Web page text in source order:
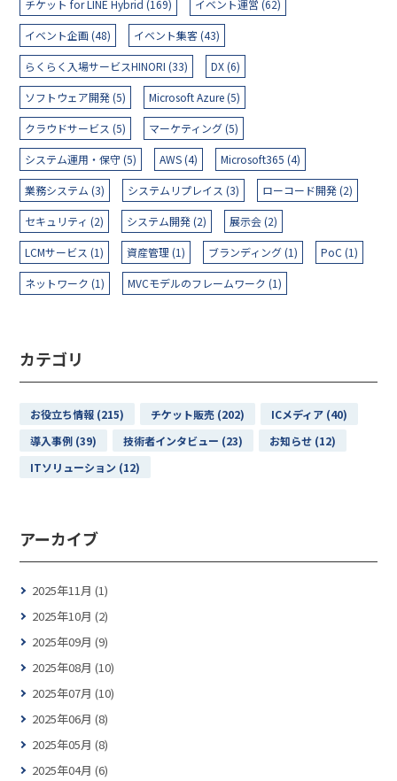
チケット for LINE Hybrid (169) イベント運営 (62)
イベント企画 (48) イベント集客 (43)
らくらく入場サービスHINORI (33) DX (6)
ソフトウェア開発 (5) Microsoft Azure (5)
クラウドサービス (5) マーケティング (5)
システム運用・保守 (5) AWS (4) Microsoft365 (4)
業務システム (3) システムリプレイス (3) ローコード開発 (2)
セキュリティ (2) システム開発 (2) 展示会 (2)
LCMサービス (1) 資産管理 (1) ブランディング (1) PoC (1)
ネットワーク (1) MVCモデルのフレームワーク (1)
カテゴリ
お役立ち情報 (215) チケット販売 (202)
ICメディア (40)
導入事例 (39)
技術者インタビュー (23)
お知らせ (12)
ITソリューション (12)
アーカイブ
2025年11月 (1)
2025年10月 (2)
2025年09月 (9)
2025年08月 (10)
2025年07月 (10)
2025年06月 (8)
2025年05月 (8)
2025年04月 (6)